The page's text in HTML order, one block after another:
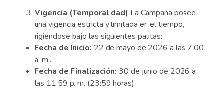
Vigencia (Temporalidad) La Campaña posee
una vigencia estricta y limitada en el tiempo,
rigiéndose bajo las siguientes pautas:
Fecha de Inicio: 22 de mayo de 2026 a las 7:00
a. m..
Fecha de Finalización: 30 de junio de 2026 a
las 11:59 p. m. (23:59 horas).